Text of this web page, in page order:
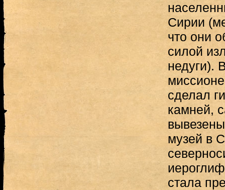
Сирии
что они
силой
недуги).
сделал
камней,
музей в
стала